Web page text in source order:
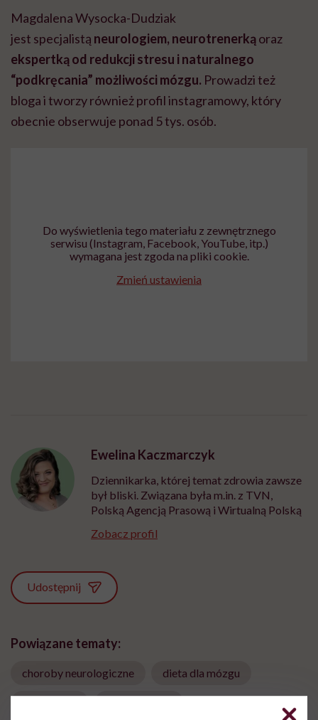
Magdalena Wysocka-Dudziak
jest specjalistą neurologiem, neurotrenerkąoraz
ekspertką od redukcji stresu i naturalnego
“podkręcania” możliwości mózgu. Prowadzi też
bloga i tworzy również profil instagramowy, który
obecnie obserwuje ponad 5 tys. osób.
Do wyświetlenia tego materiału z zewnętrznego
serwisu (Instagram, Facebook, YouTube, itp.)
wymagana jest zgoda na pliki cookie.
Zmień ustawienia
Ewelina Kaczmarczyk
Dziennikarka, której temat zdrowia zawsze
był bliski. Związana była m.in. z TVN,
Polską Agencją Prasową i Wirtualną Polską
Zobacz profil
Udostępnij
Powiązane tematy:
choroby neurologiczne dieta dla mózgu